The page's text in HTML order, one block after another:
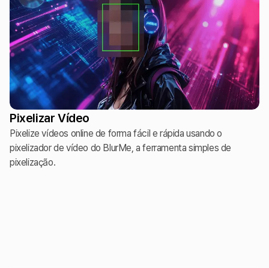
Pixelizar Vídeo
Pixelize vídeos online de forma fácil e rápida usando o
pixelizador de vídeo do BlurMe, a ferramenta simples de
pixelização.